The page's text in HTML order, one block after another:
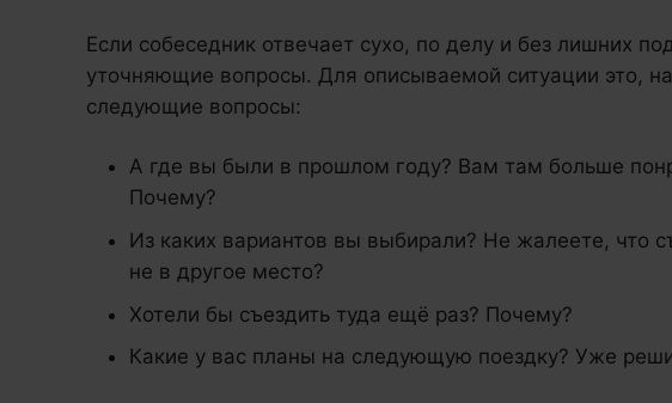
Если собеседник отвечает сухо, по делу и без лишних
уточняющие вопросы. Для описываемой ситуации это,
следующие вопросы:
А где вы были в прошлом году? Вам там больше
Почему?
Из каких вариантов вы выбирали? Не жалеете, что
не в другое место?
Хотели бы съездить туда ещё раз? Почему?
Какие у вас планы на следующую поездку? Уже